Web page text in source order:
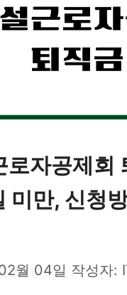
로자공제회
미만, 신청
월 04일 작성자: